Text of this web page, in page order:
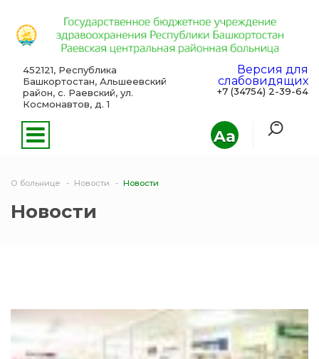
Aa
452121, Республика
Башкортостан, Альшеевский
район, с. Раевский, ул.
Космонавтов, д. 1
Версия для
слабовидящих
+7 (34754) 2-39-64
О больнице Новости Новости
Новости